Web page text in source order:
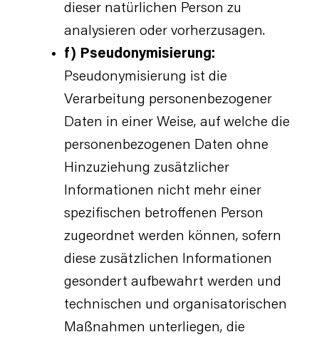
dieser natürlichen Person zu
analysieren oder vorherzusagen.
f) Pseudonymisierung:
Pseudonymisierung ist die
Verarbeitung personenbezogener
Daten in einer Weise, auf welche die
personenbezogenen Daten ohne
Hinzuziehung zusätzlicher
Informationen nicht mehr einer
spezifischen betroffenen Person
zugeordnet werden können, sofern
diese zusätzlichen Informationen
gesondert aufbewahrt werden und
technischen und organisatorischen
Maßnahmen unterliegen, die